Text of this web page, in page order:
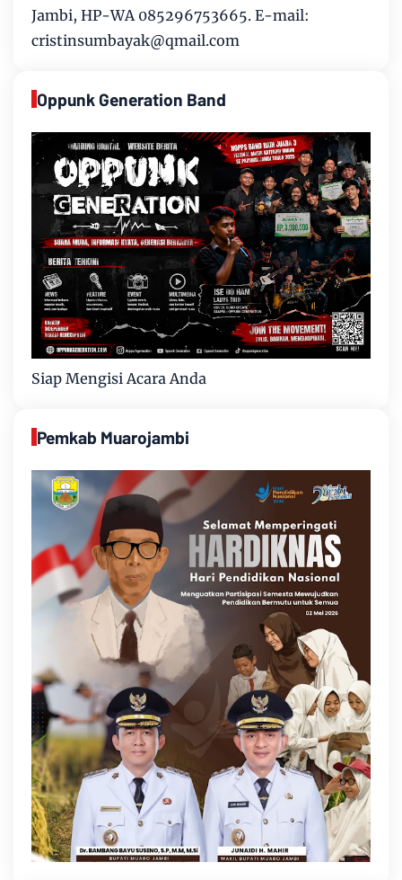
Jambi, HP-WA 085296753665. E-mail:
cristinsumbayak@qmail.com
Oppunk Generation Band
Siap Mengisi Acara Anda
Pemkab Muarojambi